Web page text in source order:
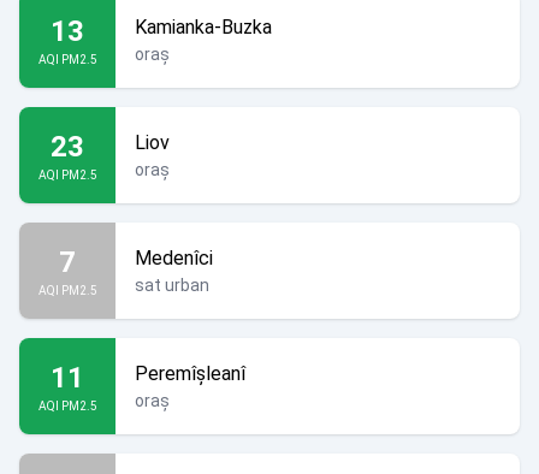
13
AQI PM2.5
Kamianka-Buzka
oraș
23
AQI PM2.5
Liov
oraș
7
AQI PM2.5
Medenîci
sat urban
11
AQI PM2.5
Peremîșleanî
oraș